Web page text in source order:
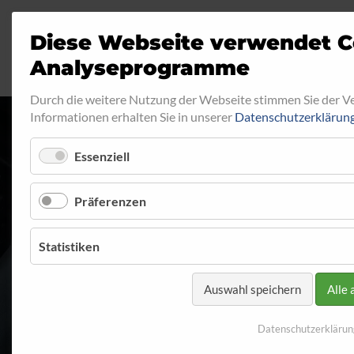
Startseite Programm Katalog
Diese Webseite verwendet
Analyseprogramme
Durch die weitere Nutzung der Webseite stimmen Sie der
Informationen erhalten Sie in unserer
Essenziell
Präferenzen
Statistiken
Auswahl speichern Alle